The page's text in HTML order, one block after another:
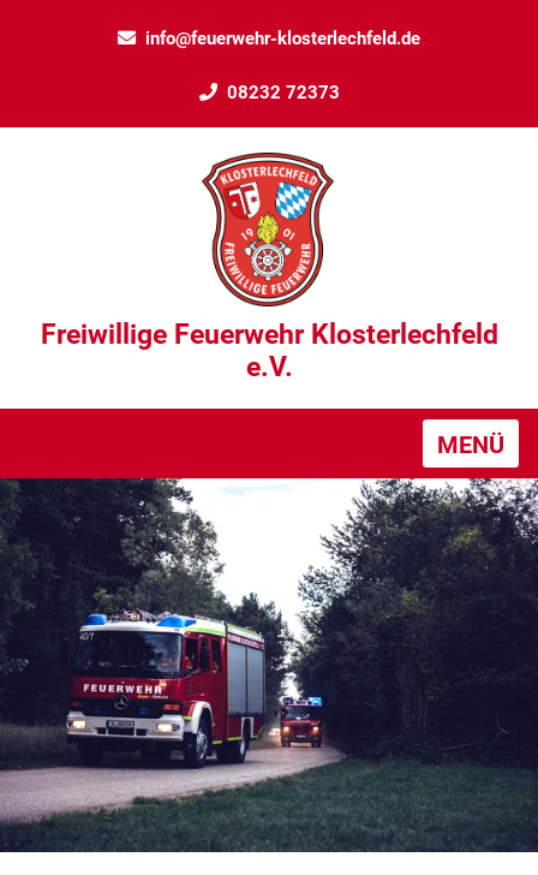
info@feuerwehr-klosterlechfeld.de
08232 72373
Freiwillige Feuerwehr Klosterlechfeld
e.V.
MENÜ